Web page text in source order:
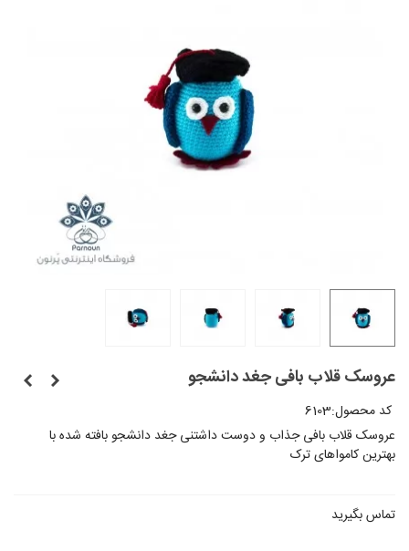
عروسک قلاب بافی جغد دانشجو
کد محصول:6103
عروسک قلاب بافی جذاب و دوست داشتنی جغد دانشجو بافته شده با
بهترین کامواهای ترک
تماس بگیرید